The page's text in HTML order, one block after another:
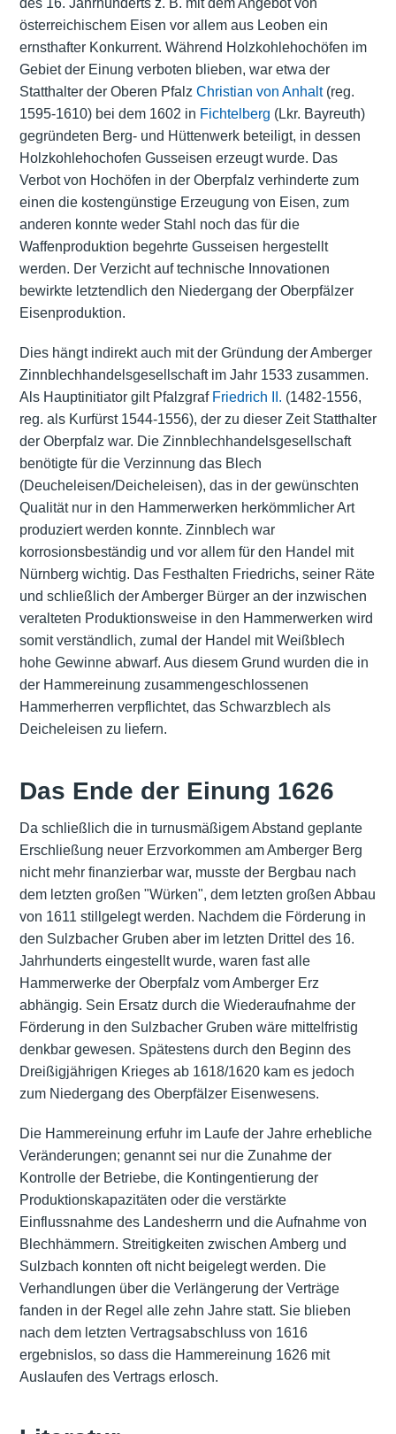
des 16. Jahrhunderts z. B. mit dem Angebot von
österreichischem Eisen vor allem aus Leoben ein
ernsthafter Konkurrent. Während Holzkohlehochöfen im
Gebiet der Einung verboten blieben, war etwa der
Statthalter der Oberen Pfalz Christian von Anhalt(reg.
1595-1610) bei dem 1602 in Fichtelberg (Lkr. Bayreuth)
gegründeten Berg- und Hüttenwerk beteiligt, in dessen
Holzkohlehochofen Gusseisen erzeugt wurde. Das
Verbot von Hochöfen in der Oberpfalz verhinderte zum
einen die kostengünstige Erzeugung von Eisen, zum
anderen konnte weder Stahl noch das für die
Waffenproduktion begehrte Gusseisen hergestellt
werden. Der Verzicht auf technische Innovationen
bewirkte letztendlich den Niedergang der Oberpfälzer
Eisenproduktion.
Dies hängt indirekt auch mit der Gründung der Amberger
Zinnblechhandelsgesellschaft im Jahr 1533 zusammen.
Als Hauptinitiator gilt Pfalzgraf Friedrich II. (1482-1556,
reg. als Kurfürst 1544-1556), der zu dieser Zeit Statthalter
der Oberpfalz war. Die Zinnblechhandelsgesellschaft
benötigte für die Verzinnung das Blech
(Deucheleisen/Deicheleisen), das in der gewünschten
Qualität nur in den Hammerwerken herkömmlicher Art
produziert werden konnte. Zinnblech war
korrosionsbeständig und vor allem für den Handel mit
Nürnberg wichtig. Das Festhalten Friedrichs, seiner Räte
und schließlich der Amberger Bürger an der inzwischen
veralteten Produktionsweise in den Hammerwerken wird
somit verständlich, zumal der Handel mit Weißblech
hohe Gewinne abwarf. Aus diesem Grund wurden die in
der Hammereinung zusammengeschlossenen
Hammerherren verpflichtet, das Schwarzblech als
Deicheleisen zu liefern.
Das Ende der Einung 1626
Da schließlich die in turnusmäßigem Abstand geplante
Erschließung neuer Erzvorkommen am Amberger Berg
nicht mehr finanzierbar war, musste der Bergbau nach
dem letzten großen "Würken", dem letzten großen Abbau
von 1611 stillgelegt werden. Nachdem die Förderung in
den Sulzbacher Gruben aber im letzten Drittel des 16.
Jahrhunderts eingestellt wurde, waren fast alle
Hammerwerke der Oberpfalz vom Amberger Erz
abhängig. Sein Ersatz durch die Wiederaufnahme der
Förderung in den Sulzbacher Gruben wäre mittelfristig
denkbar gewesen. Spätestens durch den Beginn des
Dreißigjährigen Krieges ab 1618/1620 kam es jedoch
zum Niedergang des Oberpfälzer Eisenwesens.
Die Hammereinung erfuhr im Laufe der Jahre erhebliche
Veränderungen; genannt sei nur die Zunahme der
Kontrolle der Betriebe, die Kontingentierung der
Produktionskapazitäten oder die verstärkte
Einflussnahme des Landesherrn und die Aufnahme von
Blechhämmern. Streitigkeiten zwischen Amberg und
Sulzbach konnten oft nicht beigelegt werden. Die
Verhandlungen über die Verlängerung der Verträge
fanden in der Regel alle zehn Jahre statt. Sie blieben
nach dem letzten Vertragsabschluss von 1616
ergebnislos, so dass die Hammereinung 1626 mit
Auslaufen des Vertrags erlosch.